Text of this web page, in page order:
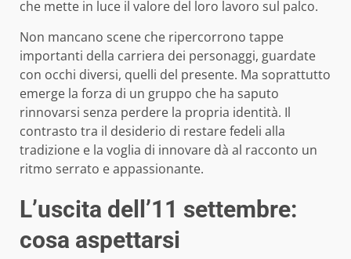
che mette in luce il valore del loro lavoro sul palco.
Non mancano scene che ripercorrono tappe
importanti della carriera dei personaggi, guardate
con occhi diversi, quelli del presente. Ma soprattutto
emerge la forza di un gruppo che ha saputo
rinnovarsi senza perdere la propria identità. Il
contrasto tra il desiderio di restare fedeli alla
tradizione e la voglia di innovare dà al racconto un
ritmo serrato e appassionante.
L’uscita dell’11 settembre:
cosa aspettarsi